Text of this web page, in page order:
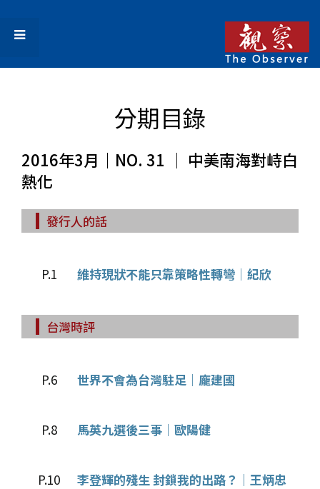
分期目錄
2016年3月｜NO. 31 │ 中美南海對峙白
熱化
發行人的話
P.1 維持現狀不能只靠策略性轉彎│紀欣
台灣時評
P.6 世界不會為台灣駐足｜龐建國
P.8 馬英九選後三事｜歐陽健
P.10 李登輝的殘生 封鎖我的出路？｜王炳忠